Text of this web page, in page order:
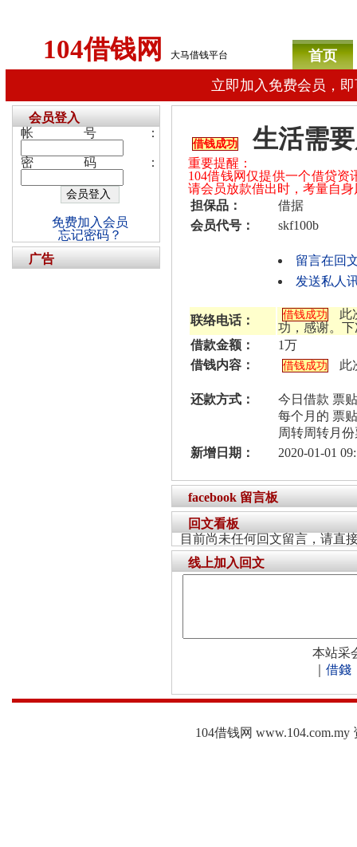
104借钱网 大马借钱平台
首页
立即加入免费会员，
借钱成功 生活需
重要提醒：
104借钱网仅提供一个借贷
请会员放款借出时，考量自
担保品：
借据
会员代号：
skf100b
留言在回
发送私人
联络电话： 借钱成功
此
功，感谢。
借款金额：
1万
借钱内容：
借钱成功 此
还款方式：
今日借款 票
每个月的 票
周转周转月
新增日期：
2020-01-01
facebook 留言板
回文看板
目前尚未任何回文留言，请直
线上加入回文
本站采
借錢
会员登入
帐号：
密码：
免费加入会员
忘记密码？
广告
104借钱网